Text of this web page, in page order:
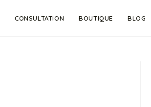
CONSULTATION BOUTIQUE BLOG